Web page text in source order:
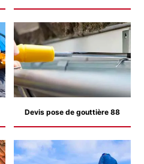
Devis pose de gouttière 88